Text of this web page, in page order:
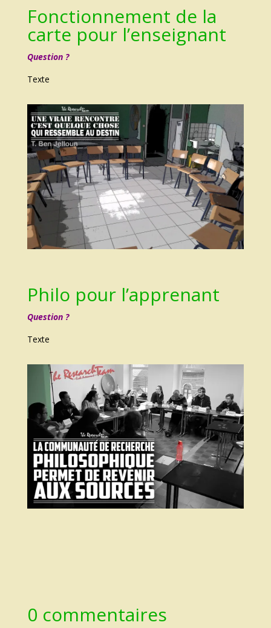
Fonctionnement de la
carte pour l’enseignant
Question ?
Texte
Philo pour l’apprenant
Question ?
Texte
0 commentaires